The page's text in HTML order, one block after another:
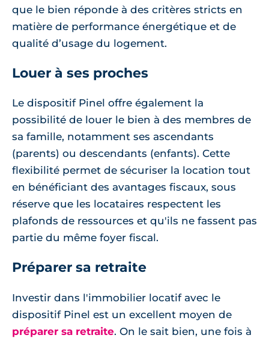
que le bien réponde à des critères stricts en
matière de performance énergétique et de
qualité d’usage du logement.
Louer à ses proches
Le dispositif Pinel offre également la
possibilité de louer le bien à des membres de
sa famille, notamment ses ascendants
(parents) ou descendants (enfants). Cette
flexibilité permet de sécuriser la location tout
en bénéficiant des avantages fiscaux, sous
réserve que les locataires respectent les
plafonds de ressources et qu'ils ne fassent pas
partie du même foyer fiscal.
Préparer sa retraite
Investir dans l'immobilier locatif avec le
dispositif Pinel est un excellent moyen de
préparer sa retraite. On le sait bien, une fois à